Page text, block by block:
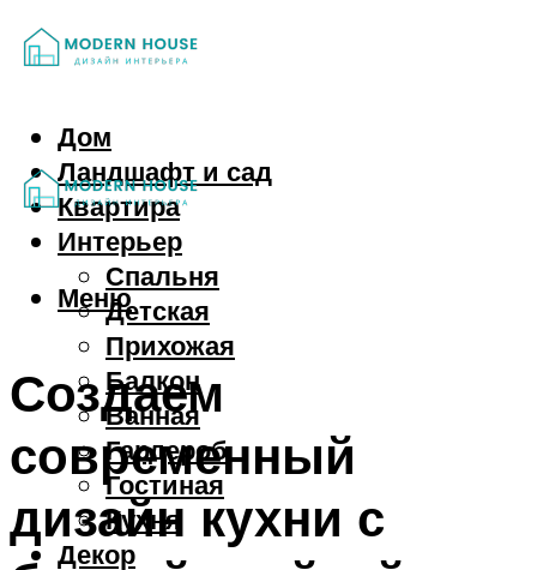
Дом
Ландшафт и сад
Квартира
Интерьер
Спальня
Детская
Прихожая
Балкон
Ванная
Гардероб
Гостиная
Кухня
Декор
Меню
Создаем
современный
дизайн кухни с